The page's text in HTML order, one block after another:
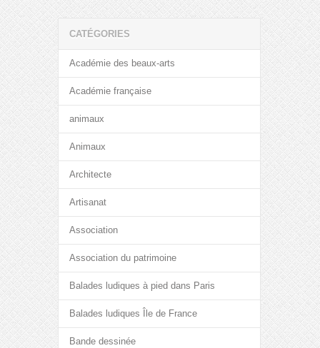
CATÉGORIES
Académie des beaux-arts
Académie française
animaux
Animaux
Architecte
Artisanat
Association
Association du patrimoine
Balades ludiques à pied dans Paris
Balades ludiques Île de France
Bande dessinée